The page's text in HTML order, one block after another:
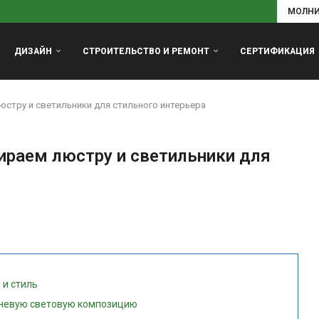
ДИЗАЙН СТРОИТЕЛЬСТВО И РЕМОНТ СЕРТИФИКАЦИЯ
и светильники для стильного интерьера
люстру и светильники для
стиль
световую композицию